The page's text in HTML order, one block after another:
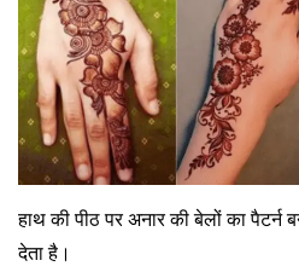
हाथ की पीठ पर अनार की बेलों का
देता है।